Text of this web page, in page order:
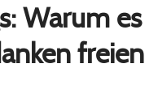
Warum es
freien